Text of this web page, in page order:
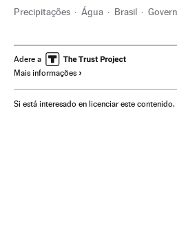
Precipitações Água Brasil
Meteorologia América do Sul
São Paulo Escassez água Seca
Adere a
Mais informações
Si está interesado en licenciar este contenido,